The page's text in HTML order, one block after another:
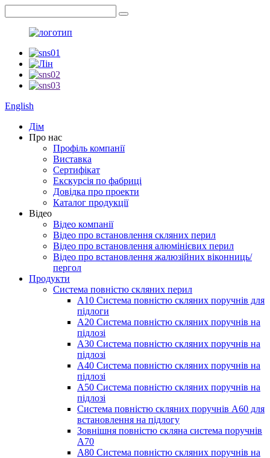
English
Дім
Про нас
Профіль компанії
Виставка
Сертифікат
Екскурсія по фабриці
Довідка про проекти
Каталог продукції
Відео
Відео компанії
Відео про встановлення скляних перил
Відео про встановлення алюмінієвих перил
Відео про встановлення жалюзійних віконниць/
пергол
Продукти
Система повністю скляних перил
A10 Система повністю скляних поручнів для
підлоги
A20 Система повністю скляних поручнів на
підлозі
A30 Система повністю скляних поручнів на
підлозі
A40 Система повністю скляних поручнів на
підлозі
A50 Система повністю скляних поручнів на
підлозі
Система повністю скляних поручнів A60 для
встановлення на підлогу
Зовнішня повністю скляна система поручнів
A70
A80 Система повністю скляних поручнів на